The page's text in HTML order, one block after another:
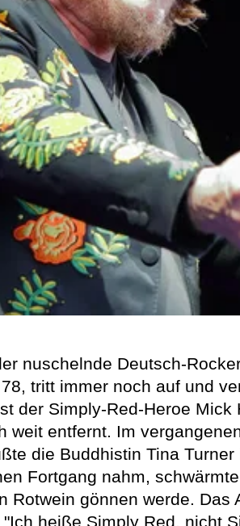
nuschelnde Deutsch-
tritt immer noch auf und
der Simply-Red-Heroe
weit entfernt. Im
die Buddhistin Tina
Fortgang nahm,
Rotwein gönnen werde.
heiße Simply Red, nicht